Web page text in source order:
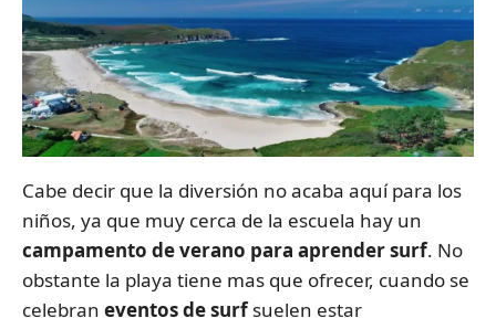
Cabe decir que la diversión no acaba aquí para los
niños, ya que muy cerca de la escuela hay un
campamento de verano para aprender surf. No
obstante la playa tiene mas que ofrecer, cuando se
celebran eventos de surfsuelen estar